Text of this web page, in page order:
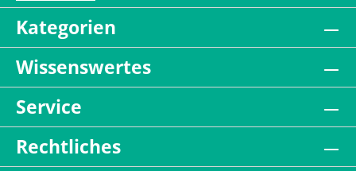
Kategorien
Wissenswertes
Service
Rechtliches